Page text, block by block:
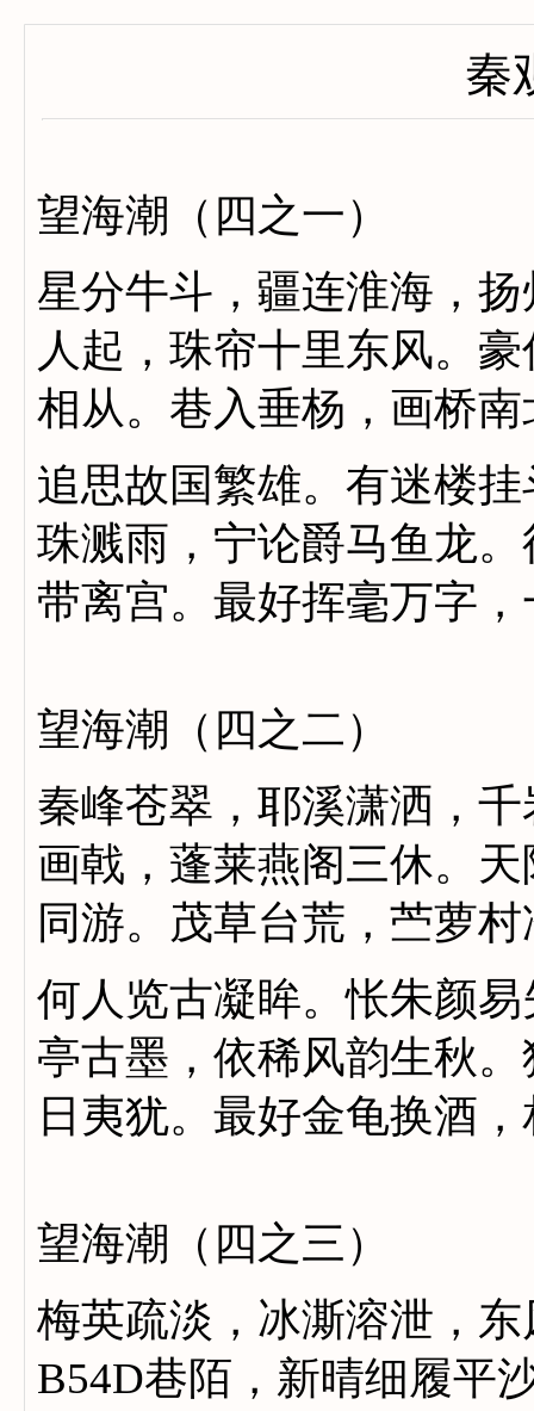
秦
望海潮（四之一）
星分牛斗，疆连淮海，
人起，珠帘十里东风。
相从。巷入垂杨，画桥
追思故国繁雄。有迷楼
珠溅雨，宁论爵马鱼龙
带离宫。最好挥毫万字
望海潮（四之二）
秦峰苍翠，耶溪潇洒，
画戟，蓬莱燕阁三休。
同游。茂草台荒，苎萝
何人览古凝眸。怅朱颜
亭古墨，依稀风韵生秋
日夷犹。最好金龟换酒
望海潮（四之三）
梅英疏淡，冰澌溶泄，
B54D巷陌，新晴细履平